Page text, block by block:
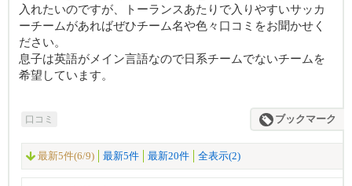
入れたいのですが、トーランスあたりで入りやすいサッカ
ーチームがあればぜひチーム名や色々口コミをお聞かせく
ださい。
息子は英語がメイン言語なので日系チームでないチームを
希望しています。
口コミ ブックマーク
最新5件(6/9) 最新5件 最新20件 全表示(2)